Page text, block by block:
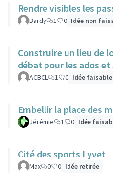
Rendre visibles les
Bardy 1 0 Idée non
Construire un lieu de
débat pour les ados
ACBCL 1 0 Idée faisable
Embellir la place des
Jérémie 1 0 Idée
Cité des sports Lyvet
Max 0 0 Idée retirée